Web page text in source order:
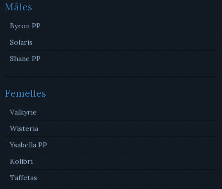
Mâles
Byron PP
Solaris
Shane PP
Femelles
Valkyrie
Wisteria
Ysabella PP
Kolibri
Taffetas